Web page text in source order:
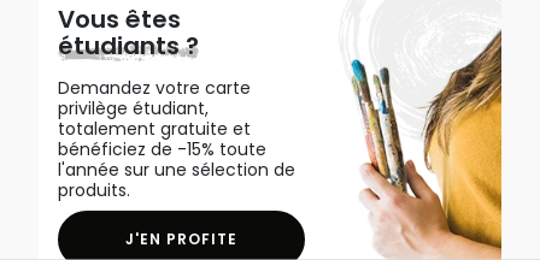
Vous êtes
étudiants ?
Demandez votre carte
privilège étudiant,
totalement gratuite et
bénéficiez de -15% toute
l'année sur une sélection de
produits.
J'EN PROFITE